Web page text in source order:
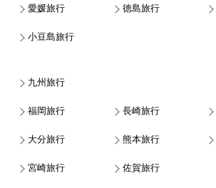
愛媛旅行 徳島旅行
小豆島旅行
九州旅行
福岡旅行 長崎旅行
大分旅行
熊本旅行
宮崎旅行 佐賀旅行